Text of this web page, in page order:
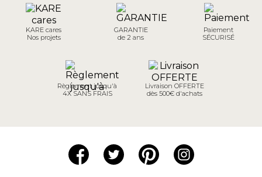
KARE cares
Nos projets
GARANTIE
de 2 ans
Paiement
SÉCURISÉ
Règlement jusqu'à
4X SANS FRAIS
Livraison OFFERTE
dès 500€ d'achats